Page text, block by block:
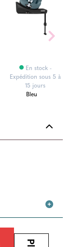
En stock -
Expédition sous 5 à
15 jours
Bleu